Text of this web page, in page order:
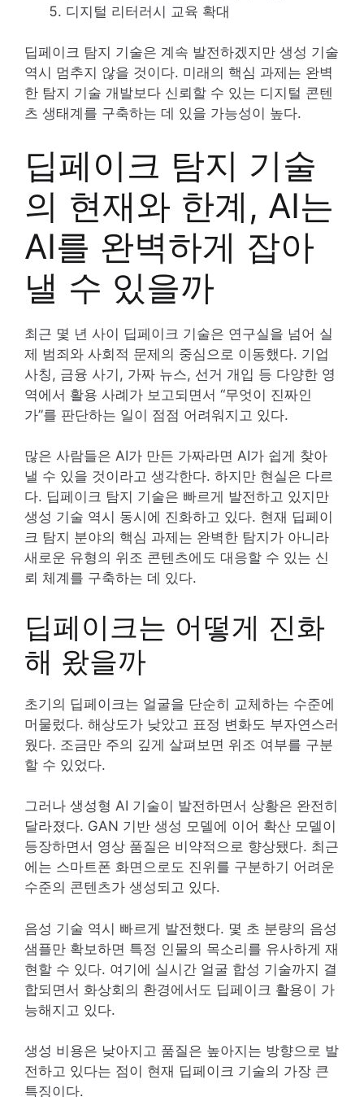
디지털 리터러시 교육 확대
딥페이크 탐지 기술은 계속 발전하겠지만 생성 기술
역시 멈추지 않을 것이다. 미래의 핵심 과제는 완벽
한 탐지 기술 개발보다 신뢰할 수 있는 디지털 콘텐
츠 생태계를 구축하는 데 있을 가능성이 높다.
딥페이크 탐지 기술
의 현재와 한계, AI는
AI를 완벽하게 잡아
낼 수 있을까
최근 몇 년 사이 딥페이크 기술은 연구실을 넘어 실
제 범죄와 사회적 문제의 중심으로 이동했다. 기업
사칭, 금융 사기, 가짜 뉴스, 선거 개입 등 다양한 영
역에서 활용 사례가 보고되면서 “무엇이 진짜인
가”를 판단하는 일이 점점 어려워지고 있다.
많은 사람들은 AI가 만든 가짜라면 AI가 쉽게 찾아
낼 수 있을 것이라고 생각한다. 하지만 현실은 다르
다. 딥페이크 탐지 기술은 빠르게 발전하고 있지만
생성 기술 역시 동시에 진화하고 있다. 현재 딥페이
크 탐지 분야의 핵심 과제는 완벽한 탐지가 아니라
새로운 유형의 위조 콘텐츠에도 대응할 수 있는 신
뢰 체계를 구축하는 데 있다.
딥페이크는 어떻게 진화
해 왔을까
초기의 딥페이크는 얼굴을 단순히 교체하는 수준에
머물렀다. 해상도가 낮았고 표정 변화도 부자연스러
웠다. 조금만 주의 깊게 살펴보면 위조 여부를 구분
할 수 있었다.
그러나 생성형 AI 기술이 발전하면서 상황은 완전히
달라졌다. GAN 기반 생성 모델에 이어 확산 모델이
등장하면서 영상 품질은 비약적으로 향상됐다. 최근
에는 스마트폰 화면으로도 진위를 구분하기 어려운
수준의 콘텐츠가 생성되고 있다.
음성 기술 역시 빠르게 발전했다. 몇 초 분량의 음성
샘플만 확보하면 특정 인물의 목소리를 유사하게 재
현할 수 있다. 여기에 실시간 얼굴 합성 기술까지 결
합되면서 화상회의 환경에서도 딥페이크 활용이 가
능해지고 있다.
생성 비용은 낮아지고 품질은 높아지는 방향으로 발
전하고 있다는 점이 현재 딥페이크 기술의 가장 큰
특징이다.